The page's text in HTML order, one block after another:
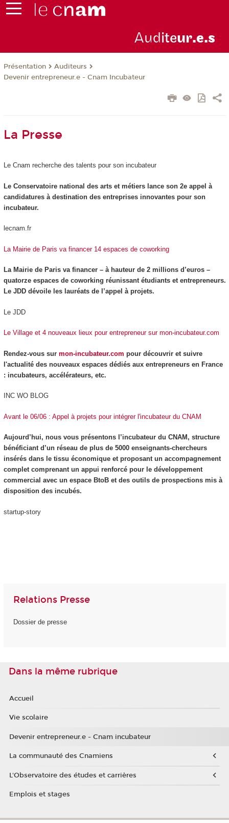
Auditeur.e.s
Présentation
Auditeurs
Devenir entrepreneur.e - Cnam Incubateur
La Presse
Le Cnam recherche des talents pour son incubateur
Le Conservatoire national des arts et métiers lance son 2e appel à
candidatures à destination des entreprises innovantes pour son
incubateur.
lecnam.fr
La Mairie de Paris va financer 14 espaces de coworking
La Mairie de Paris va financer – à hauteur de 2 millions d’euros –
quatorze espaces de coworking réunissant étudiants et entrepreneurs.
Le JDD dévoile les lauréats de l’appel à projets.
Le JDD
Le Village et 4 nouveaux lieux pour entrepreneur sur mon-incubateur.com
Rendez-vous sur mon-incubateur.com pour découvrir et suivre
l'actualité des nouveaux espaces dédiés aux entrepreneurs en France
: incubateurs, accélérateurs, etc.
INC WO BLOG
Avant le 06/06 : Appel à projets pour intégrer l'incubateur du CNAM
Aujourd’hui, nous vous présentons l’incubateur du CNAM, structure
bénéficiant d’un réseau de plus de 5000 enseignants-chercheurs
insérés dans le tissu économique et proposant un accompagnement
complet comprenant un appui renforcé pour le développement
commercial avec un espace BtoB et des outils de prospections mis à
disposition des incubés.
startup-story
Relations Presse
Dossier de presse
Dans la même rubrique
Accueil
Vie scolaire
Devenir entrepreneur.e - Cnam incubateur
La communauté des Cnamiens
L'Observatoire des études et carrières
Emplois et stages